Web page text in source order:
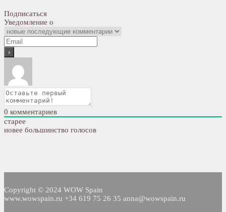
Подписаться
Уведомление о
0 комментариев
старее
новее большинство голосов
Copyright © 2024 WOW Spain
www.wowspain.ru +34 619 75 26 35 anna@wowspain.ru